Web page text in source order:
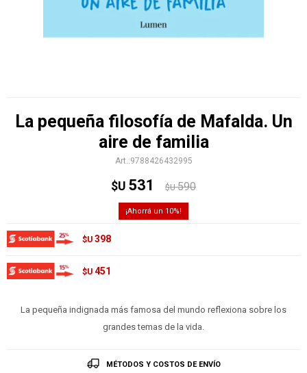
La pequeña filosofía de Mafalda. Un
aire de familia
9788426432995
$U 531 $U 590
10
$U 398
$U 451
La pequeña indignada más famosa del mundo reflexiona sobre los
grandes temas de la vida.
MÉTODOS Y COSTOS DE ENVÍO